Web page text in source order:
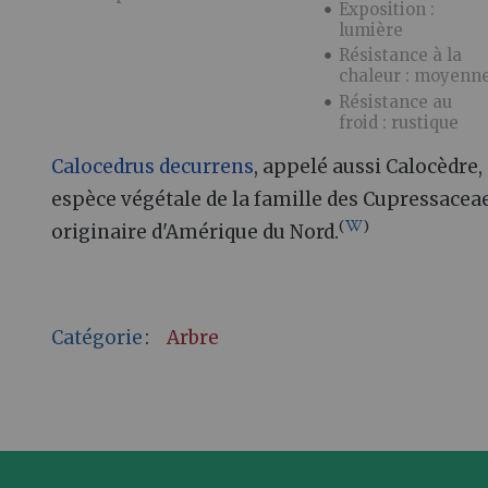
Exposition :
lumière
Résistance à la
chaleur :
Résistance au
froid : rustique
Calocedrus decurrens, appelé aussi Calocèdre,
espèce végétale de la famille des
originaire d'Amérique du Nord.( )
Catégorie: Arbre